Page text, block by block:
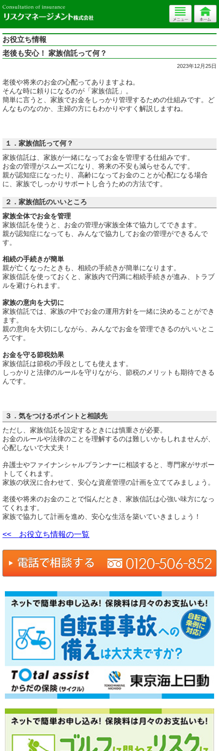
お役立ち情報
老後も安心！ 家族信託って何？
2023年12月25日
老後や将来のお金の心配ってありますよね。
そんな時に頼りになるのが「家族信託」。
簡単に言うと、家族でお金をしっかり管理するための仕組みです。ど
んなものなのか、主婦の方にもわかりやすく解説しますね。
１．家族信託って何？
家族信託は、家族が一緒になってお金を管理する仕組みです。
お金の管理がスムーズになり、将来の不安も減らせるんです。
親が認知症になったり、高齢になってお金のことが心配になる場合
に、家族でしっかりサポートし合うための方法です。
２．家族信託のいいところ
家族全体でお金を管理
家族信託を使うと、お金の管理が家族全体で協力してできます。
親が認知症になっても、みんなで協力してお金の管理ができるんで
す。
相続の手続きが簡単
親が亡くなったときも、相続の手続きが簡単になります。
家族信託を使っておくと、家族内で円満に相続手続きが進み、トラブ
ルを避けられます。
家族の意向を大切に
家族信託では、家族の中でお金の運用方針を一緒に決めることができ
ます。
親の意向を大切にしながら、みんなでお金を管理できるのがいいとこ
ろです。
お金を守る節税効果
家族信託は節税の手段としても使えます。
しっかりと法律のルールを守りながら、節税のメリットも期待できる
んです。
３．気をつけるポイントと相談先
ただし、家族信託を設定するときには慎重さが必要。
お金のルールや法律のことを理解するのは難しいかもしれませんが、
心配しないで大丈夫！
弁護士やファイナンシャルプランナーに相談すると、専門家がサポー
トしてくれます。
家族の状況に合わせて、安心な資産管理の計画を立ててみましょう。
老後や将来のお金のことで悩んだとき、家族信託は心強い味方になっ
てくれます。
家族で協力して計画を進め、安心な生活を築いていきましょう！
<< お役立ち情報の一覧